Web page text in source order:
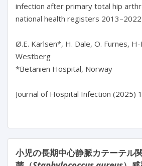
infection after primary total hip
national health registers 2013–2022
Ø.E. Karlsen*, H. Dale, O. Furnes,
Westberg
*Betanien Hospital, Norway
小児の長期中心静脈カテーテル